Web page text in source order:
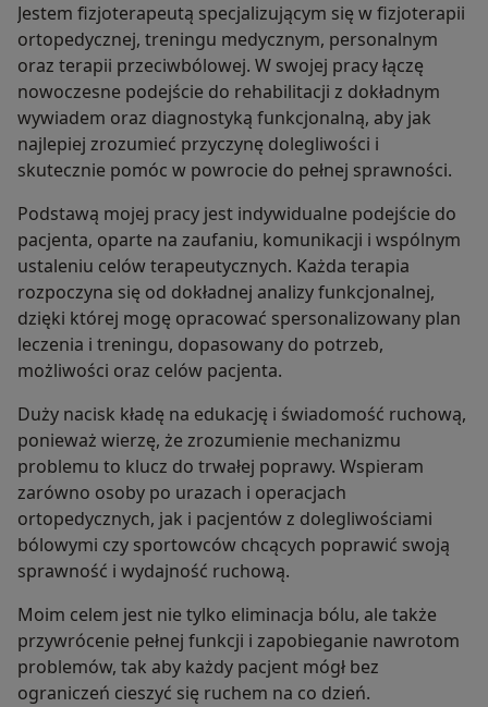
Jestem fizjoterapeutą specjalizującym się w fizjoterapii
ortopedycznej, treningu medycznym, personalnym
oraz terapii przeciwbólowej. W swojej pracy łączę
nowoczesne podejście do rehabilitacji z dokładnym
wywiadem oraz diagnostyką funkcjonalną, aby jak
najlepiej zrozumieć przyczynę dolegliwości i
skutecznie pomóc w powrocie do pełnej sprawności.
Podstawą mojej pracy jest indywidualne podejście do
pacjenta, oparte na zaufaniu, komunikacji i wspólnym
ustaleniu celów terapeutycznych. Każda terapia
rozpoczyna się od dokładnej analizy funkcjonalnej,
dzięki której mogę opracować spersonalizowany plan
leczenia i treningu, dopasowany do potrzeb,
możliwości oraz celów pacjenta.
Duży nacisk kładę na edukację i świadomość ruchową,
ponieważ wierzę, że zrozumienie mechanizmu
problemu to klucz do trwałej poprawy. Wspieram
zarówno osoby po urazach i operacjach
ortopedycznych, jak i pacjentów z dolegliwościami
bólowymi czy sportowców chcących poprawić swoją
sprawność i wydajność ruchową.
Moim celem jest nie tylko eliminacja bólu, ale także
przywrócenie pełnej funkcji i zapobieganie nawrotom
problemów, tak aby każdy pacjent mógł bez
ograniczeń cieszyć się ruchem na co dzień.